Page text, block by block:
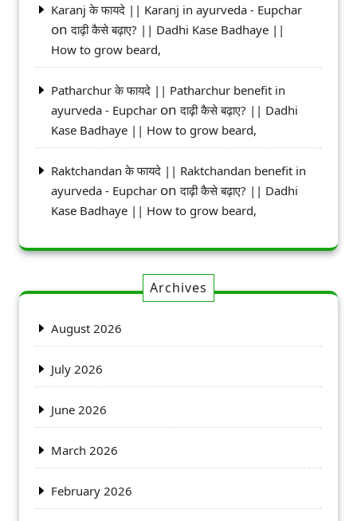
Karanj के फायदे || Karanj in ayurveda - Eupchar
onदाढ़ी कैसे बढ़ाए? || Dadhi Kase Badhaye ||
How to grow beard,
Patharchur के फायदे || Patharchur benefit in
ayurveda - Eupchar onदाढ़ी कैसे बढ़ाए? || Dadhi
Kase Badhaye || How to grow beard,
Raktchandan के फायदे || Raktchandan benefit in
ayurveda - Eupchar onदाढ़ी कैसे बढ़ाए? || Dadhi
Kase Badhaye || How to grow beard,
Archives
August 2026
July 2026
June 2026
March 2026
February 2026